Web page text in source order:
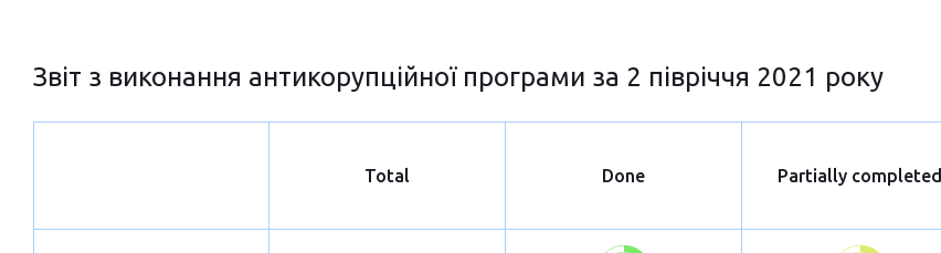
Звіт з виконання антикорупційної програми за 2 півріччя 2021 року
Total Done Partially completed